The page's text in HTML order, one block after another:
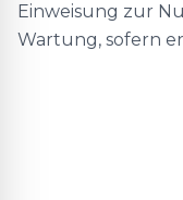
Einweisung zur
Wartung, sofern